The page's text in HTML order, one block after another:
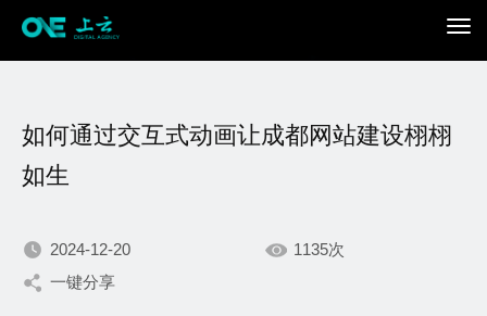
我们不断积累持续专注，
如何通过交互式动画让成都网站建设栩栩
如生
2024-12-20
1135次
一键分享